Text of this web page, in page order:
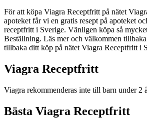
För att köpa Viagra Receptfritt på nätet
apoteket får vi en gratis resept på apoteket
receptfritt i Sverige. Vänligen köpa så
Beställning. Läs mer och välkommen
tillbaka ditt köp på nätet Viagra Receptfritt i
Viagra Receptfritt
Viagra rekommenderas inte till barn under 2
Bästa Viagra Receptfritt